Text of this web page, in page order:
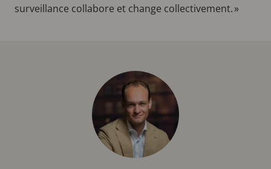
surveillance collabore et change collectivement. »